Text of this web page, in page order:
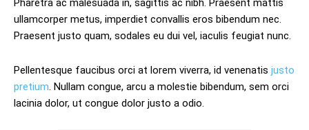
Pharetra ac malesuada in, sagittis ac nibh. Praesent mattis
ullamcorper metus, imperdiet convallis eros bibendum nec.
Praesent justo quam, sodales eu dui vel, iaculis feugiat nunc.
Pellentesque faucibus orci at lorem viverra, id venenatis justo
pretium. Nullam congue, arcu a molestie bibendum, sem orci
lacinia dolor, ut congue dolor justo a odio.